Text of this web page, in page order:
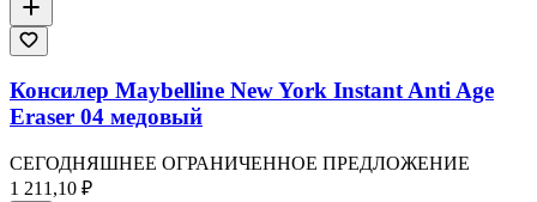
Консилер Maybelline New York Instant Anti Age
Eraser 04 медовый
СЕГОДНЯШНЕЕ ОГРАНИЧЕННОЕ ПРЕДЛОЖЕНИЕ
1 211,10 ₽